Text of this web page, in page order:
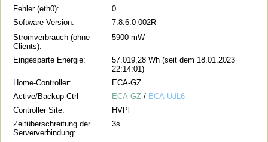
Fehler (eth0):
0
Software Version:
7.8.6.0-002R
Stromverbrauch (ohne
Clients):
5900 mW
Eingesparte Energie:
57.019,28 Wh (seit dem 18.01.2023
22:14:01)
Home-Controller:
ECA-GZ
Active/Backup-Ctrl
ECA-GZ / ECA-UdL6
Controller Site:
HVPl
Zeitüberschreitung der
Serververbindung:
3s